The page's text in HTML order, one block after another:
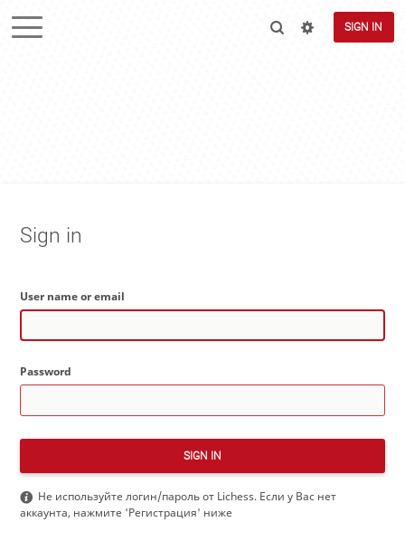
SIGN IN
Sign in
User name or email
Password
SIGN IN
Не используйте логин/пароль от Lichess. Если у Вас нет
аккаунта, нажмите 'Регистрация' ниже